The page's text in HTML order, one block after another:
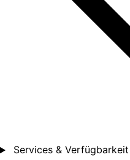
Services & Verfügbarkeit